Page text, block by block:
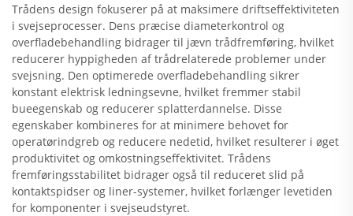
Trådens design fokuserer på at maksimere driftseffektiviteten
i svejseprocesser. Dens præcise diameterkontrol og
overfladebehandling bidrager til jævn trådfremføring, hvilket
reducerer hyppigheden af trådrelaterede problemer under
svejsning. Den optimerede overfladebehandling sikrer
konstant elektrisk ledningsevne, hvilket fremmer stabil
bueegenskab og reducerer splatterdannelse. Disse
egenskaber kombineres for at minimere behovet for
operatørindgreb og reducere nedetid, hvilket resulterer i øget
produktivitet og omkostningseffektivitet. Trådens
fremføringsstabilitet bidrager også til reduceret slid på
kontaktspidser og liner-systemer, hvilket forlænger levetiden
for komponenter i svejseudstyret.